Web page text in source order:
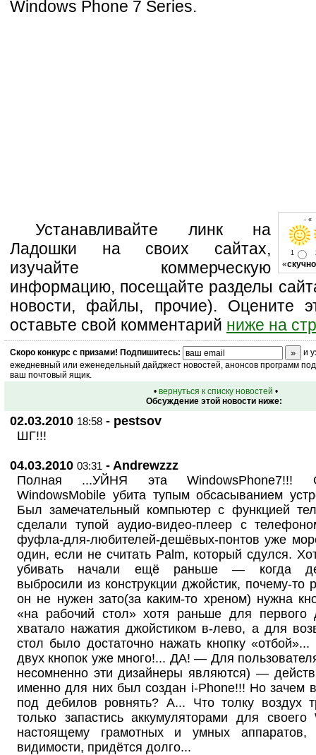
Windows Phone 7 Series.
- «
1
«скучно
Устанавливайте линк на
Ладошки на своих сайтах,
изучайте коммерческую
информацию, посещайте разделы
новости, файлы, прочие). Оцените
оставьте свой комментарий ниже на
Скоро конкурс с призами! Подпишитесь:
и
ежедневный или еженедельный дайджест новостей, анонсов программ
ваш почтовый ящик.
• вернуться к списку новостей •
Обсуждение этой новости ниже:
02.03.2010 18:58 - pestsov
ШГ!!!
04.03.2010 03:31 - Andrewzzz
Полная ...УЙНЯ эта WindowsPhone7!!!
WindowsMobile убита тупым обсасыванием
Был замечательный компьютер с функцией
сделали тупой аудио-видео-плеер с
фуфла-для-любителей-дешёвых-понтов уже
один, если не считать Palm, который сдулся.
убивать начали ещё раньше — когда
выбросили из конструкции джойстик, почему-то
он не нужен зато(за каким-то хреном) нужна
«на рабочий стол» хотя раньше для первого
хватало нажатия джойстиком в-лево, а для
стол было достаточно нажать кнопку
двух кнопок уже много!... ДА! — Для
несомненно эти дизайнеры являются) —
именно для них был создан i-Phone!!! Но зачем
под дебилов ровнять? А... Что толку воздух
только запастись аккумуляторами для
настоящему грамотных и умных
видимости, придётся долго...